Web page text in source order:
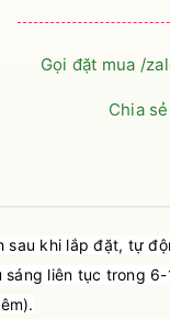
Gọi đặt mua /
Chia
sau khi lắp đặt, tự
liên tục trong